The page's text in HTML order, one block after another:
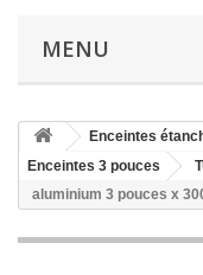
MENU
Enceintes
Enceintes 3 pouces
aluminium 3 pouces x